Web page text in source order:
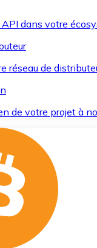
dans votre
réseau de
de votre projet à